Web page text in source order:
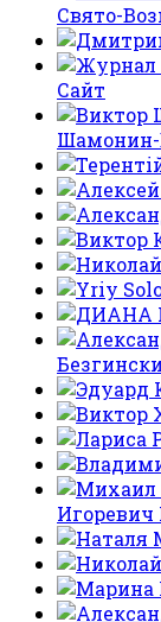
Свято-
Сайт
Шамонин-
Игоревич